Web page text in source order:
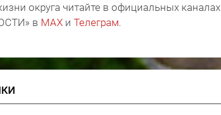
округа читайте в официальных каналах
в MAX и Телеграм.